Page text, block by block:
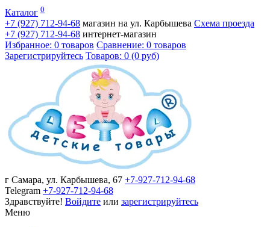
Каталог 0
+7 (927) 712-94-68 магазин на ул. Карбышева Схема проезда
+7 (927) 712-94-68 интернет-магазин
Избранное: 0 товаров Сравнение: 0 товаров
Зарегистрируйтесь Товаров: 0 (0 руб)
г Самара, ул. Карбышева, 67 +7-927-712-94-68
Telegram +7-927-712-94-68
Здравствуйте! Войдите или зарегистрируйтесь
Меню